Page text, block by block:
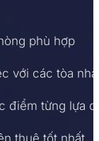
phù hợp
với các tòa nhà
điểm từng lựa